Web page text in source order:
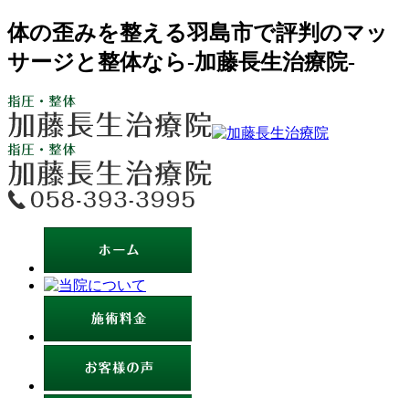
体の歪みを整える羽島市で評判のマッ
サージと整体なら-加藤長生治療院-